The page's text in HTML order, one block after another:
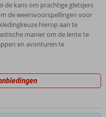
de kans om prachtige gletsjers
de weersvoorspellingen voor
hierop aan te
manier om de lente te
en avonturen te